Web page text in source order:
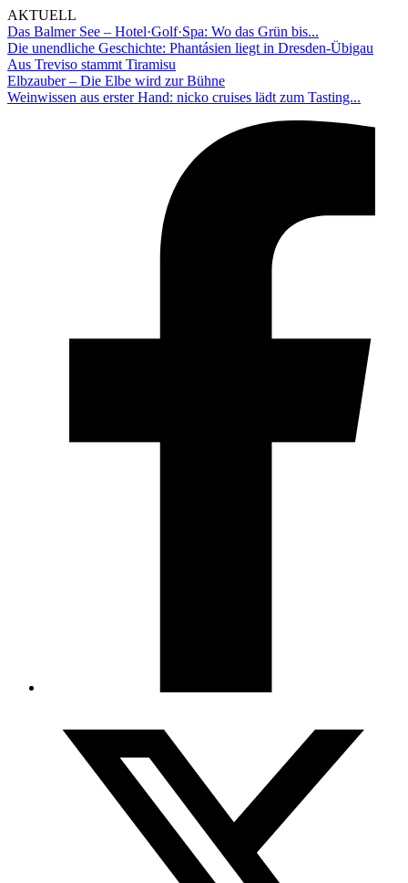
AKTUELL
Das Balmer See – Hotel·Golf·Spa: Wo das Grün bis...
Die unendliche Geschichte: Phantásien liegt in Dresden-Übigau
Aus Treviso stammt Tiramisu
Elbzauber – Die Elbe wird zur Bühne
Weinwissen aus erster Hand: nicko cruises lädt zum Tasting...